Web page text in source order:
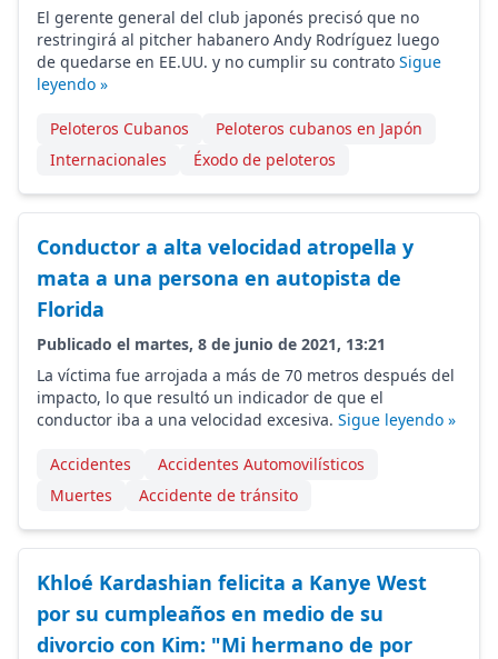
El gerente general del club japonés precisó que no
restringirá al pitcher habanero Andy Rodríguez luego
de quedarse en EE.UU. y no cumplir su contrato Sigue
leyendo »
Peloteros Cubanos
Peloteros cubanos en Japón
Internacionales
Éxodo de peloteros
Conductor a alta velocidad atropella y
mata a una persona en autopista de
Florida
Publicado el martes, 8 de junio de 2021, 13:21
La víctima fue arrojada a más de 70 metros después del
impacto, lo que resultó un indicador de que el
conductor iba a una velocidad excesiva. Sigue leyendo »
Accidentes
Accidentes Automovilísticos
Muertes
Accidente de tránsito
Khloé Kardashian felicita a Kanye West
por su cumpleaños en medio de su
divorcio con Kim: "Mi hermano de por